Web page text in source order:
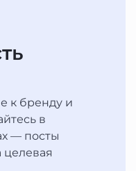
к бренду и
в
— посты